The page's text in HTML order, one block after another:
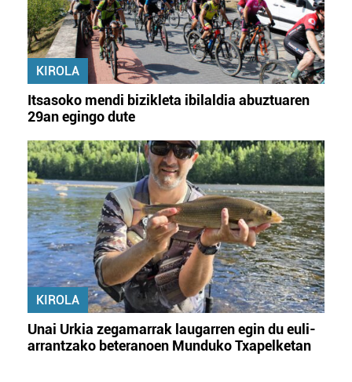
KIROLA
Itsasoko mendi bizikleta ibilaldia abuztuaren
29an egingo dute
KIROLA
Unai Urkia zegamarrak laugarren egin du euli-
arrantzako beteranoen Munduko Txapelketan